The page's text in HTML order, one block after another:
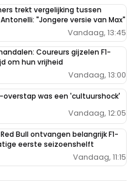
trekt vergelijking tussen
"Jongere versie van Max"
Vandaag, 13:45
Coureurs gijzelen F1-
om hun vrijheid
Vandaag, 13:00
overstap was een 'cultuurshock'
Vandaag, 12:05
Bull ontvangen belangrijk F1-
eerste seizoenshelft
Vandaag, 11:15